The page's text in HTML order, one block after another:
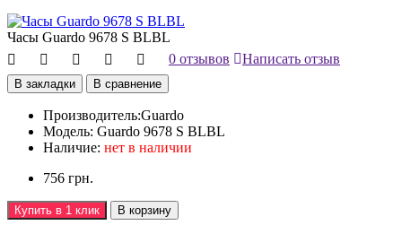
Часы Guardo 9678 S BLBL
0 отзывов
Написать отзыв
В закладки В сравнение
Производитель:Guardo
Модель: Guardo 9678 S BLBL
Наличие: нет в наличии
756 грн.
Купить в 1 клик В корзину